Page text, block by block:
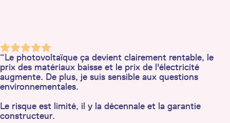
“Le photovoltaïque ça devient clairement rentable, le
prix des matériaux baisse et le prix de l'électricité
augmente. De plus, je suis sensible aux questions
environnementales.
Le risque est limité, il y la décennale et la garantie
constructeur.